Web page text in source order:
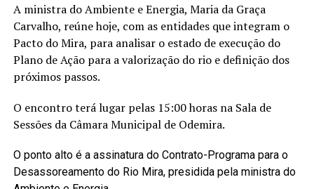
A ministra do Ambiente e Energia, Maria da Graça
Carvalho, reúne hoje, com as entidades que integram o
Pacto do Mira, para analisar o estado de execução do
Plano de Ação para a valorização do rio e definição dos
próximos passos.
O encontro terá lugar pelas 15:00 horas na Sala de
Sessões da Câmara Municipal de Odemira.
O ponto alto é a assinatura do Contrato-Programa para o
Desassoreamento do Rio Mira, presidida pela ministra do